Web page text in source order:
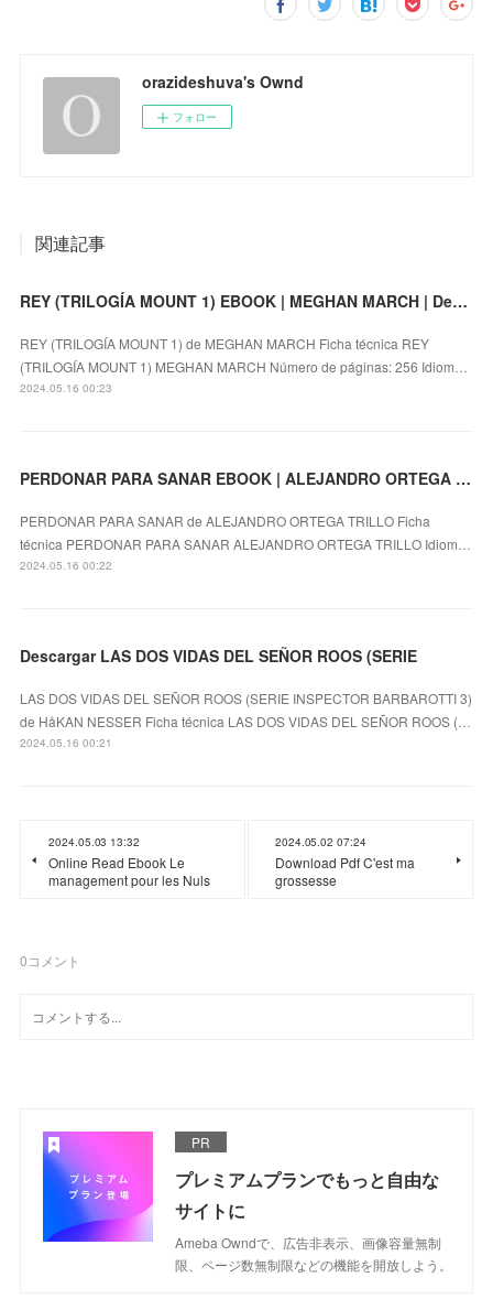
orazideshuva's Ownd
フォロー
関連記事
REY (TRILOGÍA MOUNT 1) EBOOK | MEGHAN MARCH | Descargar libro PDF EPUB
REY (TRILOGÍA MOUNT 1) de MEGHAN MARCH Ficha técnica REY
(TRILOGÍA MOUNT 1) MEGHAN MARCH Número de páginas: 256 Idiom…
2024.05.16 00:23
PERDONAR PARA SANAR EBOOK | ALEJANDRO ORTEGA TRILLO | Descargar libro PDF EPUB
PERDONAR PARA SANAR de ALEJANDRO ORTEGA TRILLO Ficha
técnica PERDONAR PARA SANAR ALEJANDRO ORTEGA TRILLO Idiom…
2024.05.16 00:22
Descargar LAS DOS VIDAS DEL SEÑOR ROOS (SERIE
LAS DOS VIDAS DEL SEÑOR ROOS (SERIE INSPECTOR BARBAROTTI 3)
de HåKAN NESSER Ficha técnica LAS DOS VIDAS DEL SEÑOR ROOS (…
2024.05.16 00:21
2024.05.03 13:32
Online Read Ebook Le
management pour les Nuls
2024.05.02 07:24
Download Pdf C'est ma
grossesse
0コメント
PR
プレミアムプランでもっと自由な
サイトに
Ameba Owndで、広告非表示、画像容量無制
限、ページ数無制限などの機能を開放しよう。